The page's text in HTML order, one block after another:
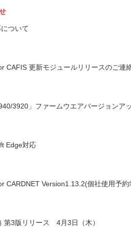
ついて
CAFIS 更新モジュールリリースのご連
3920」ファームウエアバージョンア
Edge対応
Version1.13.2(個社使用予約
第3版リリース 4月3日（木）